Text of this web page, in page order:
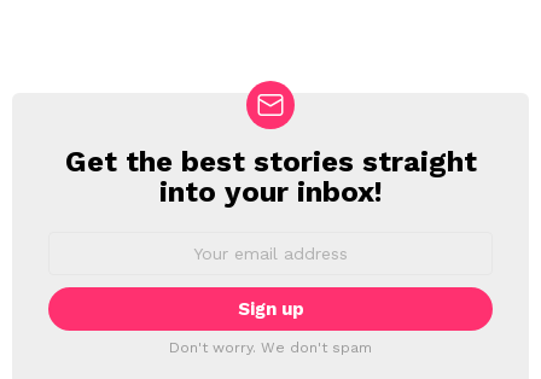
NEWSLETTER
Get the best stories straight
into your inbox!
Don't worry. We don't spam